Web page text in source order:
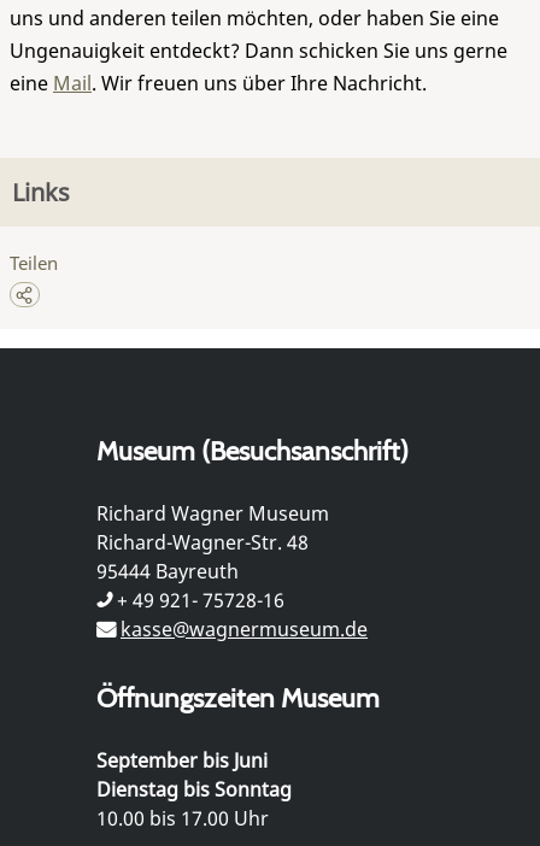
uns und anderen teilen möchten, oder haben Sie eine
Ungenauigkeit entdeckt? Dann schicken Sie uns gerne
eine Mail. Wir freuen uns über Ihre Nachricht.
Links
Teilen
Museum (Besuchsanschrift)
Richard Wagner Museum
Richard-Wagner-Str. 48
95444 Bayreuth
+ 49 921- 75728-16
kasse@wagnermuseum.de
Öffnungszeiten Museum
September bis Juni
Dienstag bis Sonntag
10.00 bis 17.00 Uhr